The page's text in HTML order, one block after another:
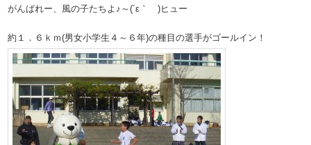
がんばれー、風の子たちよ♪～(´ε｀ )ヒュー
約１．６ｋｍ(男女小学生４～６年)の種目の選手がゴールイン！